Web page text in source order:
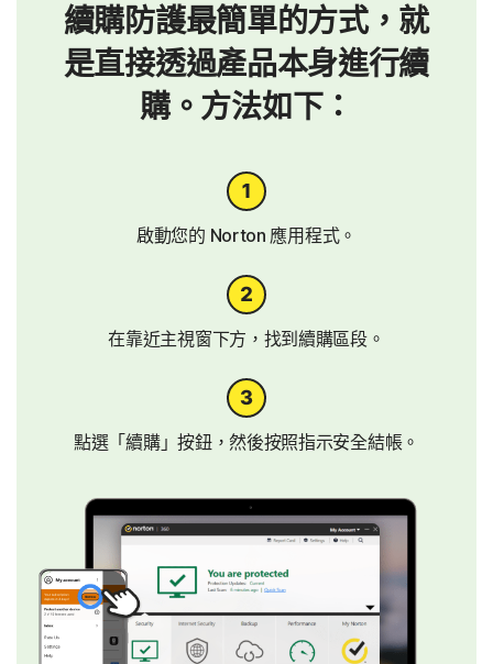
續購防護最簡單的方式，就
是直接透過產品本身進行續
購。方法如下：
啟動您的 Norton 應用程式。
在靠近主視窗下方，找到續購區段。
點選「續購」按鈕，然後按照指示安全結帳。